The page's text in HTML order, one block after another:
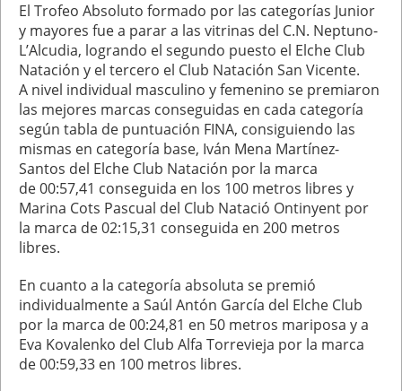
El Trofeo Absoluto formado por las categorías Junior
y mayores fue a parar a las vitrinas del C.N. Neptuno-
L’Alcudia, logrando el segundo puesto el Elche Club
Natación y el tercero el Club Natación San Vicente.
A nivel individual masculino y femenino se premiaron
las mejores marcas conseguidas en cada categoría
según tabla de puntuación FINA, consiguiendo las
mismas en categoría base, Iván Mena Martínez-
Santos del Elche Club Natación por la marca
de 00:57,41 conseguida en los 100 metros libres y
Marina Cots Pascual del Club Natació Ontinyent por
la marca de 02:15,31 conseguida en 200 metros
libres.
En cuanto a la categoría absoluta se premió
individualmente a Saúl Antón García del Elche Club
por la marca de 00:24,81 en 50 metros mariposa y a
Eva Kovalenko del Club Alfa Torrevieja por la marca
de 00:59,33 en 100 metros libres.